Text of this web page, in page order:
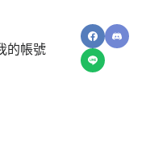
的帳號